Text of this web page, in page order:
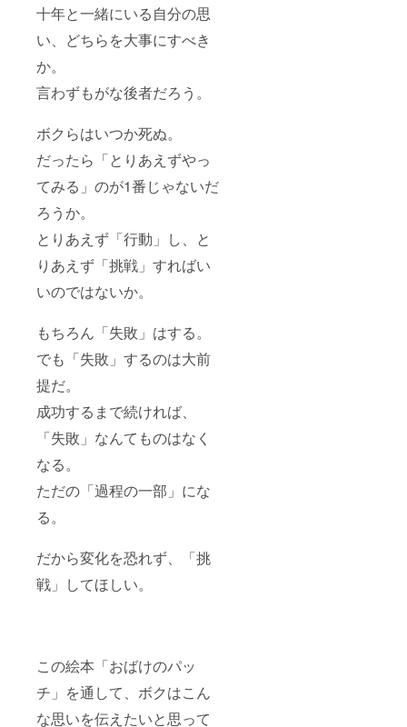
十年と一緒にいる自分の思
い、どちらを大事にすべき
か。
言わずもがな後者だろう。
ボクらはいつか死ぬ。
だったら「とりあえずやっ
てみる」のが1番じゃないだ
ろうか。
とりあえず「行動」し、と
りあえず「挑戦」すればい
いのではないか。
もちろん「失敗」はする。
でも「失敗」するのは大前
提だ。
成功するまで続ければ、
「失敗」なんてものはなく
なる。
ただの「過程の一部」にな
る。
だから変化を恐れず、「挑
戦」してほしい。
この絵本「おばけのパッ
チ」を通して、ボクはこん
な思いを伝えたいと思って